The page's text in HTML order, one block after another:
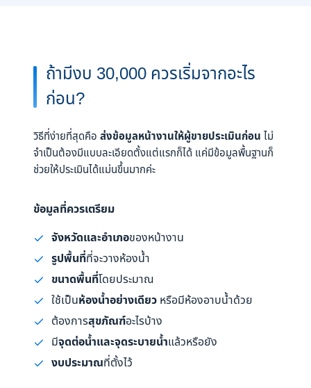
ถ้ามีงบ 30,000 ควรเริ่มจากอะไร
ก่อน?
วิธีที่ง่ายที่สุดคือ ส่งข้อมูลหน้างานให้ผู้ขายประเมินก่อน ไม่
จำเป็นต้องมีแบบละเอียดตั้งแต่แรกก็ได้ แค่มีข้อมูลพื้นฐานก็
ช่วยให้ประเมินได้แม่นขึ้นมากค่ะ
ข้อมูลที่ควรเตรียม
จังหวัดและอำเภอของหน้างาน
รูปพื้นที่ที่จะวางห้องน้ำ
ขนาดพื้นที่โดยประมาณ
ใช้เป็นห้องน้ำอย่างเดียว หรือมีห้องอาบน้ำด้วย
ต้องการสุขภัณฑ์อะไรบ้าง
มีจุดต่อน้ำและจุดระบายน้ำแล้วหรือยัง
งบประมาณที่ตั้งไว้